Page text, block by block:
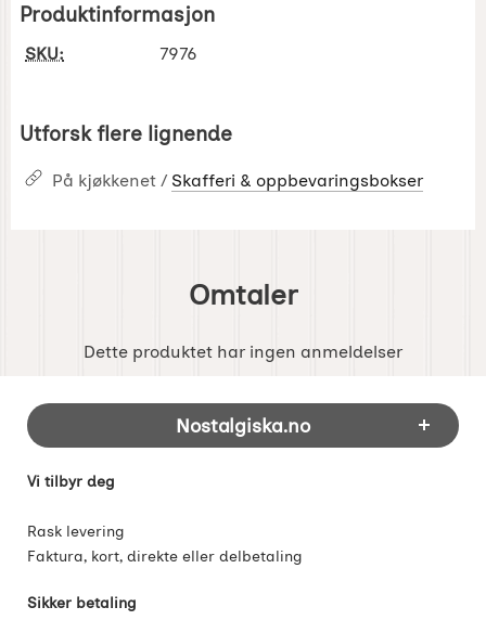
Produktinformasjon
SKU: 7976
Utforsk flere lignende
På kjøkkenet / Skafferi & oppbevaringsbokser
Omtaler
Dette produktet har ingen anmeldelser
Footer-innhold Blandet informasjon og
Nostalgiska.no
Vi tilbyr deg
Rask levering
Faktura, kort, direkte eller delbetaling
Sikker betaling